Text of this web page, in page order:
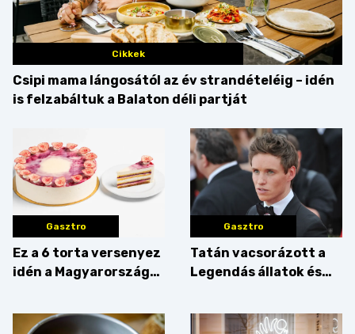
Cikkek
Csipi mama lángosától az év strandételéig – idén
is felzabáltuk a Balaton déli partját
Gasztro
Ez a 6 torta versenyez
idén a Magyarország
Gasztro
Tatán vacsorázott a
Legendás állatok és